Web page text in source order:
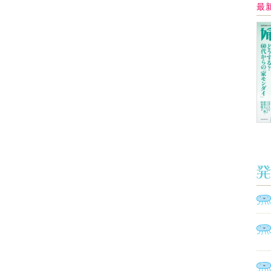
Ａ
く
催
ト
型
ヤ
モ